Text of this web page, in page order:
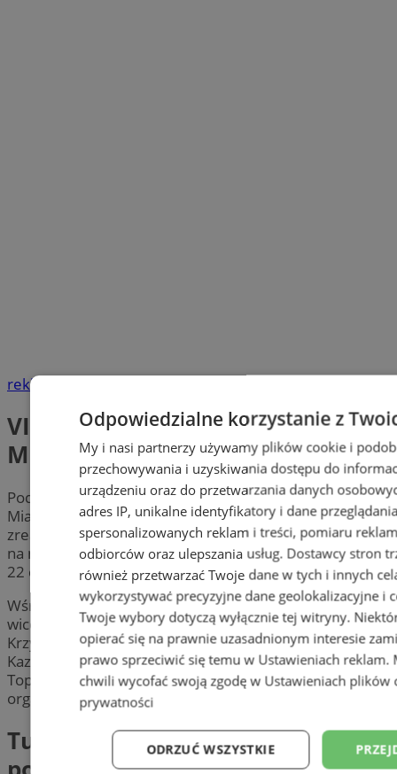
reklama
VII sesja Młodzieżowej Rady
Miasta Ruda Śląska
Podczas kolejnej sesji XII kadencji Młodzieżowej Rady
Miasta Ruda Śląska młodzi radni omówili działania
zrealizowane w ostatnim czasie oraz przedstawili plany
na najbliższe miesiące. W obradach wzięło udział 19 z
22 członków rady.
Wśród gości obecnych na sesji znaleźli się m.in.
wiceprezydent Rudy Śląskiej i opiekun MRM Anna
Krzysteczko, przewodniczący Rady Miasta Ruda Śląska
Kazimierz Myszur oraz radni Paweł Małyska i Piotr
Topolski. Ten ostatni wspierał młodych radnych przy
organizacji niedawnego turnieju koszykówki.
Turniej koszykówki
Odpowiedzialne korzystanie z
My i nasi partnerzy używamy plików cookie i
przechowywania i uzyskiwania dostępu do
urządzeniu oraz do przetwarzania danych
adres IP, unikalne identyfikatory i dane
spersonalizowanych reklam i treści, pomiaru
odbiorców oraz ulepszania usług. Dostawcy stron
również przetwarzać Twoje dane w tych i innych
wykorzystywać precyzyjne dane geolokalizacyjne i
Twoje wybory dotyczą wyłącznie tej witryny.
opierać się na prawnie uzasadnionym interesie
prawo sprzeciwić się temu w Ustawieniach reklam.
chwili wycofać swoją zgodę w Ustawieniach plików
prywatności
ODRZUĆ WSZYSTKIE